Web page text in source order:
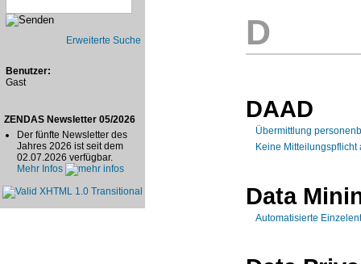
Erweiterte Suche
Benutzer:
Gast
ZENDAS Newsletter 05/2026
Der fünfte Newsletter des
Jahres 2026 ist seit dem
02.07.2026 verfügbar.
Mehr Infos
D
DAAD
Übermittlung
Keine
Data
Automatisierte